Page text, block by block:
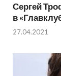
Сергей
в
27.04.2021